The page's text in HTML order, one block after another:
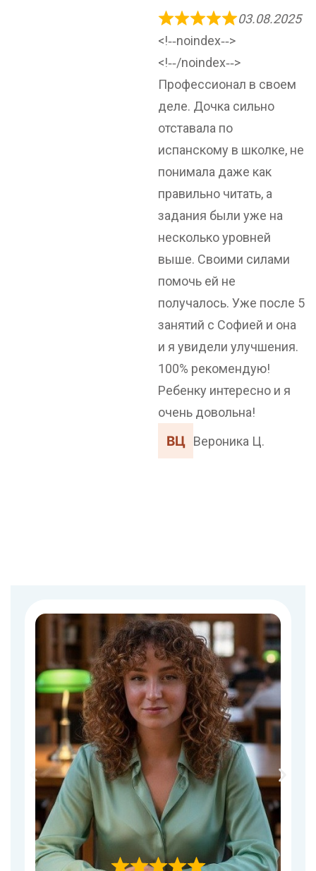
03.08.2025
<!‐‐noindex‐‐>
<!‐‐/noindex‐‐>
Профессионал в своем
деле. Дочка сильно
отставала по
испанскому в школке, не
понимала даже как
правильно читать, а
задания были уже на
несколько уровней
выше. Своими силами
помочь ей не
получалось. Уже после 5
занятий с Софией и она
и я увидели улучшения.
100% рекомендую!
Ребенку интересно и я
очень довольна!
Вероника Ц.